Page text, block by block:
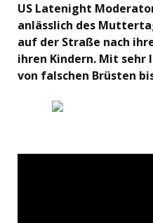
US Latenight
anlässlich des
auf der Straße nach
ihren Kindern. Mit sehr
von falschen Brüsten